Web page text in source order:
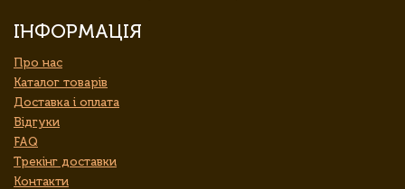
ІНФОРМАЦІЯ
Про нас
Каталог товарів
Доставка і оплата
Відгуки
FAQ
Трекінг доставки
Контакти